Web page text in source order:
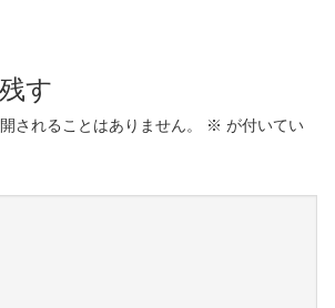
す
されることはありません。 ※ が付いてい